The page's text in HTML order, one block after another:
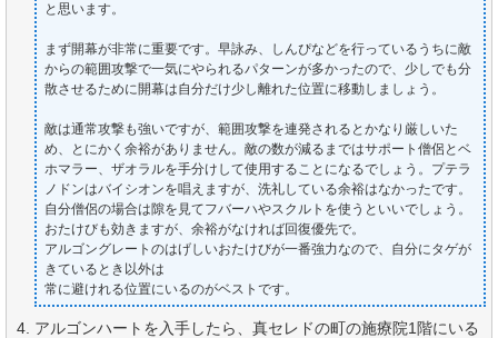
と思います。
まず開幕が非常に重要です。早詠み、しんぴなどを行っているうちに敵
からの範囲攻撃で一気にやられるパターンが多かったので、少しでも分
散させるために開幕は自分だけ少し離れた位置に移動しましょう。
敵は通常攻撃も強いですが、範囲攻撃を連発されるとかなり厳しいた
め、とにかく余裕がありません。敵の数が減るまではサポート僧侶とベ
ホマラー、ザオラルを手分けして使用することになるでしょう。プテラ
ノドンはバイシオンを唱えますが、洗礼している余裕はなかったです。
自分僧侶の場合は隙を見てフバーハやスクルトを使うといいでしょう。
おたけびも効きますが、余裕がなければ回復優先で。
アルゴングレートのはげしいおたけびが一番強力なので、自分にタゲが
きているとき以外は
常に避けれる位置にいるのがベストです。
アルゴンハートを入手したら、真セレドの町の施療院1階にいる